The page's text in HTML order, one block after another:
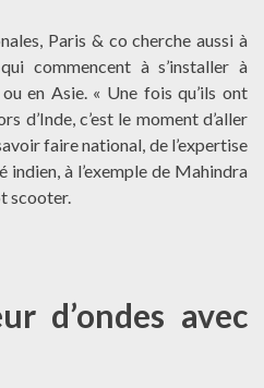
Paris & co cherche aussi à
commencent à s’installer à
en Asie. « Une fois qu’ils ont
d’Inde, c’est le moment d’aller
faire national, de l’expertise
indien, à l’exemple de Mahindra
scooter.
d’ondes avec